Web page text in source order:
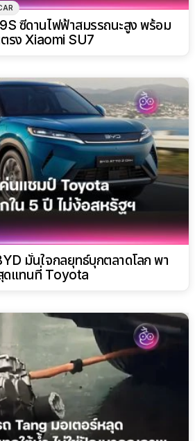
ซีดานไฟฟ้าสมรรถนะสูง พร้อม
ตรง Xiaomi SU7
มั่นใจกลยุทธ์บุกตลาดโลก พา
ดแทนที่ Toyota